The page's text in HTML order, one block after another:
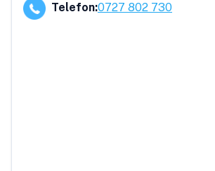
Telefon:0727 802 730